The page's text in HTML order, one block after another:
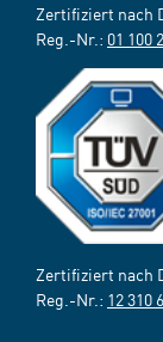
Zertifiziert nach
Reg.-Nr.: 01 100
Zertifiziert nach
Reg.-Nr.: 12 310